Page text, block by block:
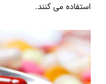
استفاده می کنند.